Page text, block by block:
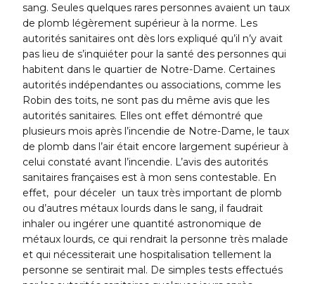
sang. Seules quelques rares personnes avaient un taux
de plomb légèrement supérieur à la norme. Les
autorités sanitaires ont dès lors expliqué qu’il n’y avait
pas lieu de s’inquiéter pour la santé des personnes qui
habitent dans le quartier de Notre-Dame. Certaines
autorités indépendantes ou associations, comme les
Robin des toits, ne sont pas du même avis que les
autorités sanitaires. Elles ont effet démontré que
plusieurs mois après l’incendie de Notre-Dame, le taux
de plomb dans l’air était encore largement supérieur à
celui constaté avant l’incendie. L’avis des autorités
sanitaires françaises est à mon sens contestable. En
effet, pour déceler un taux très important de plomb
ou d’autres métaux lourds dans le sang, il faudrait
inhaler ou ingérer une quantité astronomique de
métaux lourds, ce qui rendrait la personne très malade
et qui nécessiterait une hospitalisation tellement la
personne se sentirait mal. De simples tests effectués